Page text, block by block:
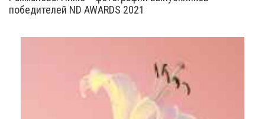
победителей ND AWARDS 2021